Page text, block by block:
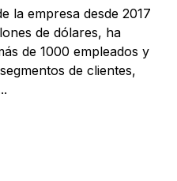
la empresa desde 2017
de dólares, ha
de 1000 empleados y
de clientes,